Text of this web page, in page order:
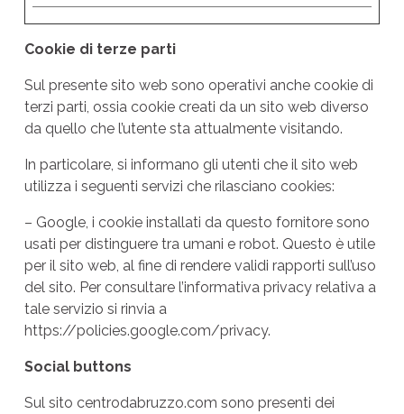
Cookie di terze parti
Sul presente sito web sono operativi anche cookie di
terzi parti, ossia cookie creati da un sito web diverso
da quello che l’utente sta attualmente visitando.
In particolare, si informano gli utenti che il sito web
utilizza i seguenti servizi che rilasciano cookies:
– Google, i cookie installati da questo fornitore sono
usati per distinguere tra umani e robot. Questo è utile
per il sito web, al fine di rendere validi rapporti sull’uso
del sito. Per consultare l’informativa privacy relativa a
tale servizio si rinvia a
https://policies.google.com/privacy.
Social buttons
Sul sito centrodabruzzo.com sono presenti dei